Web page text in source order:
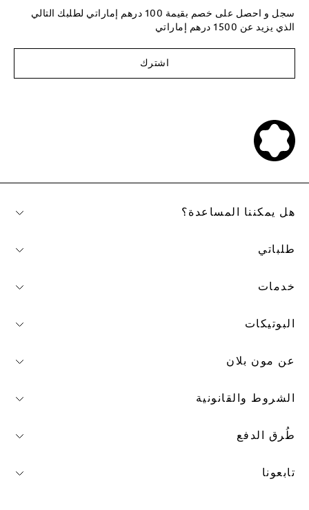
سجل و احصل على خصم بقيمة 100 درهم إماراتي لطلبك التالي
الذي يزيد عن 1500 درهم إماراتي
اشترك
طُرق الدفع
تابعونا
هل يمكننا المساعدة؟
طلباتي
خدمات
البوتيكات
عن مون بلان
الشروط والقانونية